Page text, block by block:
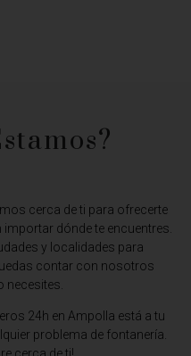
cerca de ti para ofrecerte
dónde te encuentres.
y localidades para
contar con nosotros
necesites.
24h en Ampolla está a tu
problema de fontanería.